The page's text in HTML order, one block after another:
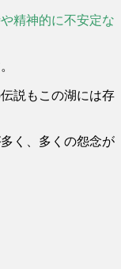
精神的に不安定な
説もこの湖には存
く、多くの怨念が